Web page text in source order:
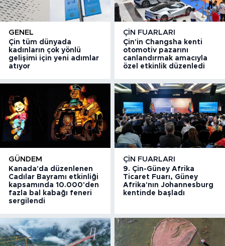
GENEL
Çin tüm dünyada
kadınların çok yönlü
gelişimi için yeni adımlar
atıyor
ÇIN FUARLARI
Çin'in Changsha kenti
otomotiv pazarını
canlandırmak amacıyla
özel etkinlik düzenledi
GÜNDEM
Kanada'da düzenlenen
Cadılar Bayramı etkinliği
kapsamında 10.000'den
fazla bal kabağı feneri
sergilendi
ÇIN FUARLARI
9. Çin-Güney Afrika
Ticaret Fuarı, Güney
Afrika'nın Johannesburg
kentinde başladı